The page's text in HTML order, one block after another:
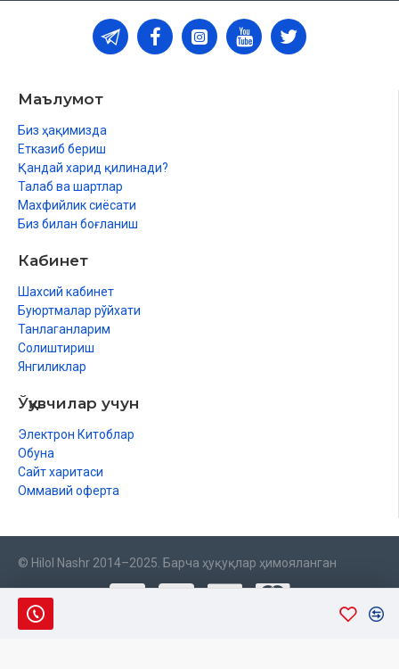
Маълумот
Биз ҳақимизда
Етказиб бериш
Қандай харид қилинади?
Талаб ва шартлар
Махфийлик сиёсати
Биз билан боғланиш
Кабинет
Шахсий кабинет
Буюртмалар рўйхати
Танлаганларим
Солиштириш
Янгиликлар
Ўқувчилар учун
Электрон Китоблар
Обуна
Сайт харитаси
Оммавий оферта
© Hilol Nashr 2014–2025. Барча ҳуқуқлар ҳимояланган